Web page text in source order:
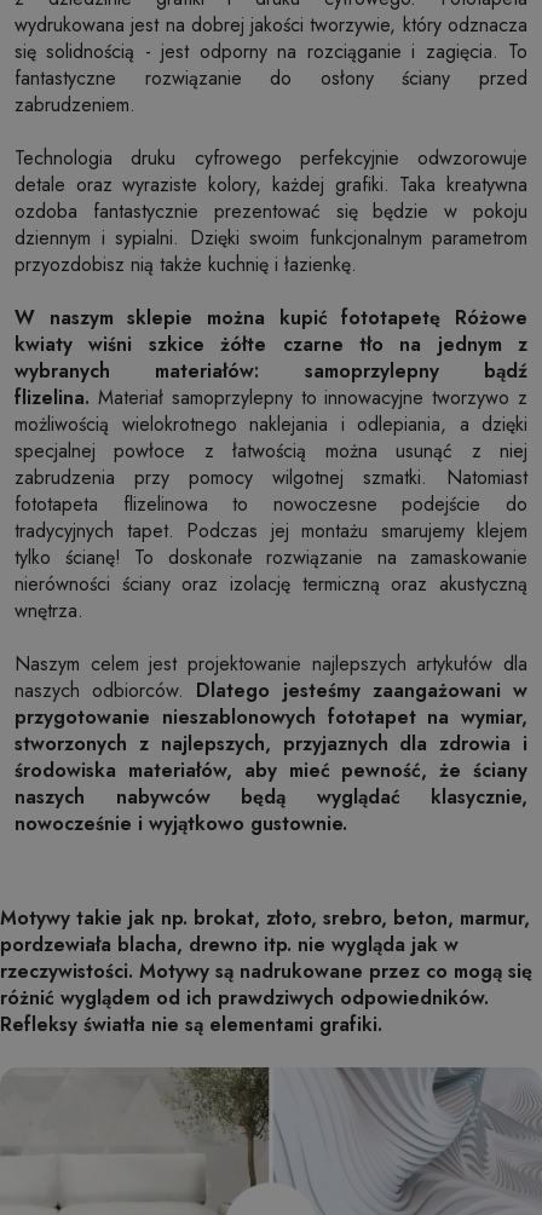
wydrukowana jest na dobrej jakości tworzywie, który odznacza
się solidnością - jest odporny na rozciąganie i zagięcia. To
fantastyczne rozwiązanie do osłony ściany przed
zabrudzeniem.
Technologia druku cyfrowego perfekcyjnie odwzorowuje
detale oraz wyraziste kolory, każdej grafiki. Taka kreatywna
ozdoba fantastycznie prezentować się będzie w pokoju
dziennym i sypialni. Dzięki swoim funkcjonalnym parametrom
przyozdobisz nią także kuchnię i łazienkę.
W naszym sklepie można kupić fototapetę Różowe
kwiaty wiśni szkice żółte czarne tło na jednym z
wybranych materiałów: samoprzylepny bądź
flizelina. Materiał samoprzylepny to innowacyjne tworzywo z
możliwością wielokrotnego naklejania i odlepiania, a dzięki
specjalnej powłoce z łatwością można usunąć z niej
zabrudzenia przy pomocy wilgotnej szmatki. Natomiast
fototapeta flizelinowa to nowoczesne podejście do
tradycyjnych tapet. Podczas jej montażu smarujemy klejem
tylko ścianę! To doskonałe rozwiązanie na zamaskowanie
nierówności ściany oraz izolację termiczną oraz akustyczną
wnętrza.
Naszym celem jest projektowanie najlepszych artykułów dla
naszych odbiorców. Dlatego jesteśmy zaangażowani w
przygotowanie nieszablonowych fototapet na wymiar,
stworzonych z najlepszych, przyjaznych dla zdrowia i
środowiska materiałów, aby mieć pewność, że ściany
naszych nabywców będą wyglądać klasycznie,
nowocześnie i wyjątkowo gustownie.
Motywy takie jak np. brokat, złoto, srebro, beton, marmur,
pordzewiała blacha, drewno itp. nie wygląda jak w
rzeczywistości. Motywy są nadrukowane przez co mogą się
różnić wyglądem od ich prawdziwych odpowiedników.
Refleksy światła nie są elementami grafiki.